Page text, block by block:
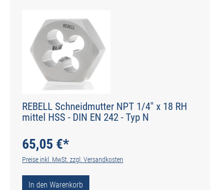
REBELL Schneidmutter NPT 1/4" x 18 RH
mittel HSS - DIN EN 242 - Typ N
65,05 €*
Preise inkl. MwSt. zzgl. Versandkosten
In den Warenkorb